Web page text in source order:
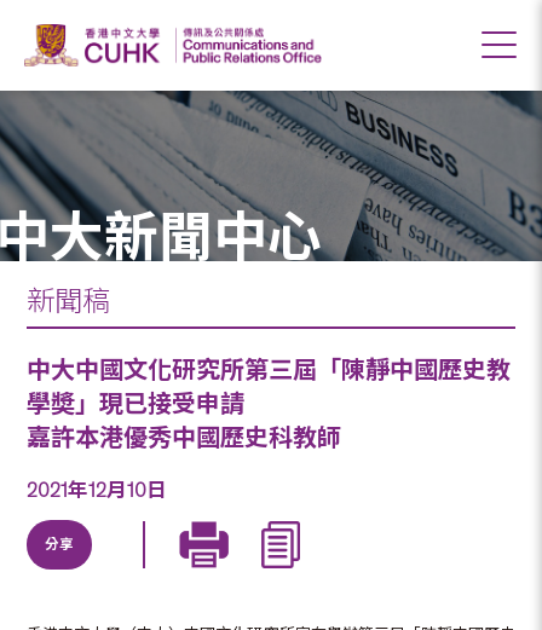
大新聞中心
新聞稿
中大中國文化研究所第三屆「陳靜中國歷史教
學奬」現已接受申請
嘉許本港優秀中國歷史科教師
2021年12月10日
分享